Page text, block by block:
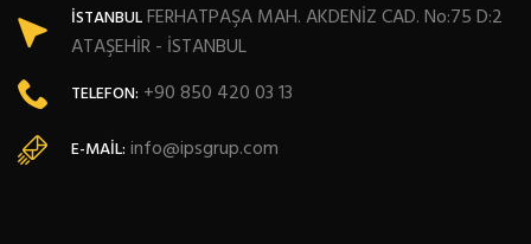
İSTANBULFERHATPAŞA MAH. AKDENİZ CAD. No:75 D:2
ATAŞEHİR - İSTANBUL
TELEFON: +90 850 420 03 13
E-MAIL: info@ipsgrup.com